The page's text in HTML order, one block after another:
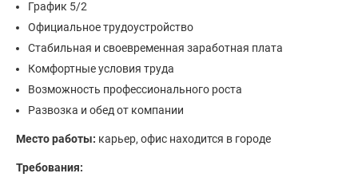
График 5/2
Официальное трудоустройство
Стабильная и своевременная заработная плата
Комфортные условия труда
Возможность профессионального роста
Развозка и обед от компании
Место работы: карьер, офис находится в городе
Требования: